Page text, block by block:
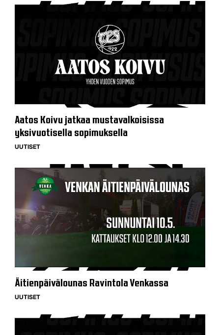
Aatos Koivu jatkaa mustavalkoisissa
yksivuotisella sopimuksella
UUTISET
Äitienpäivälounas Ravintola Venkassa
UUTISET